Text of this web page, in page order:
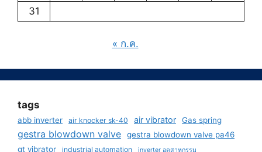
31
« ก.ค.
tags
abb inverter air knocker sk-40 air vibrator Gas spring
gestra blowdown valve
gestra blowdown valve pa46
gt vibrator
industrial automation inverter อุตสาหกรรม